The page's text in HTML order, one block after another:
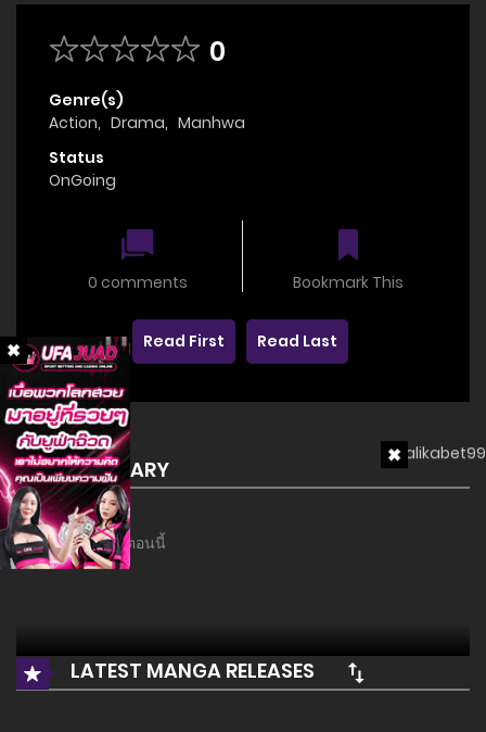
0
Genre(s)
Action, Drama, Manhwa
Status
OnGoing
0 comments Bookmark This
Read First Read Last
SUMMARY
ยังไม่มีเรื่องย่อในตอนนี้
LATEST MANGA RELEASES